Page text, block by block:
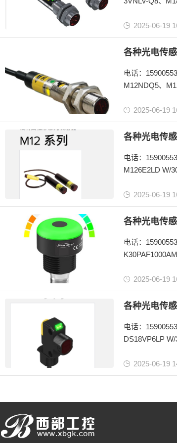
2025-06-19
各种光电传
电话：15900553549陈先生 型号：M12NFF75Q5、
M12NDQ5、
2025-06-19
系...
各种光电传
电话：15900553549陈先生 型号：M126E1LD、M126E1LDQ、
M126E2LD W/
2025-06-19
各种光电传
电话：15900553549陈先生 型号：
2025-06-19
各种光电传
电话：
DS18VP6LP
2025-06-19